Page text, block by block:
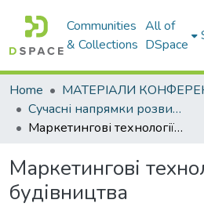
Communities
& Collections
All of
DSpace
Home
Сучасні напрямки розвитку економіки і менеджменту на підприємствах України
Маркетингові технології у галузі будівництва
Маркетингові
будівництва